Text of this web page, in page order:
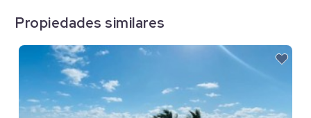
Propiedades similares